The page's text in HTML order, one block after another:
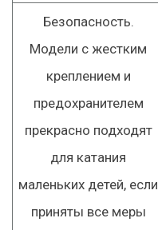
Безопасность.
Модели с жестким
креплением и
предохранителем
прекрасно подходят
для катания
маленьких детей, если
приняты все меры